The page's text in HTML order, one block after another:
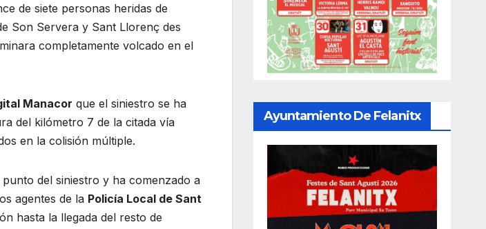
de siete personas heridas de
Son Servera y Sant Llorenç des
completamente volcado en el
Manacor que el siniestro se ha
del kilómetro 7 de la citada vía
en la colisión múltiple.
del siniestro y ha comenzado a
agentes de la Policía Local de Sant
hasta la llegada del resto de
Ayuntamiento De Felanitx